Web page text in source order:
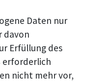
Daten nur
davon
Erfüllung des
erforderlich
nicht mehr vor,